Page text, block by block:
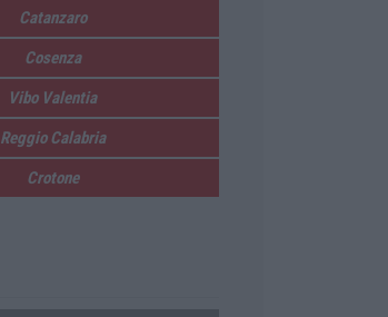
Catanzaro
Cosenza
Vibo Valentia
Reggio Calabria
Crotone